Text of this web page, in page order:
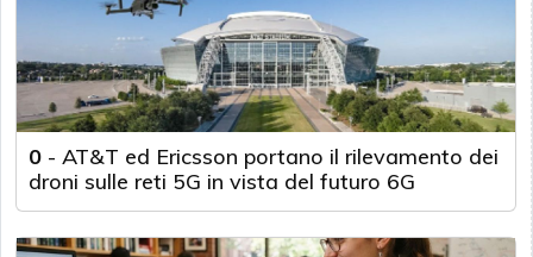
0 - AT&T ed Ericsson portano il rilevamento dei
droni sulle reti 5G in vista del futuro 6G